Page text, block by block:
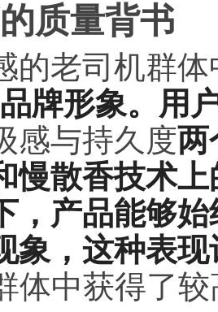
质量背书
的老司机群
牌形象。用
感与持久度两
慢散香技术
，产品能够
象，这种表
体中获得了